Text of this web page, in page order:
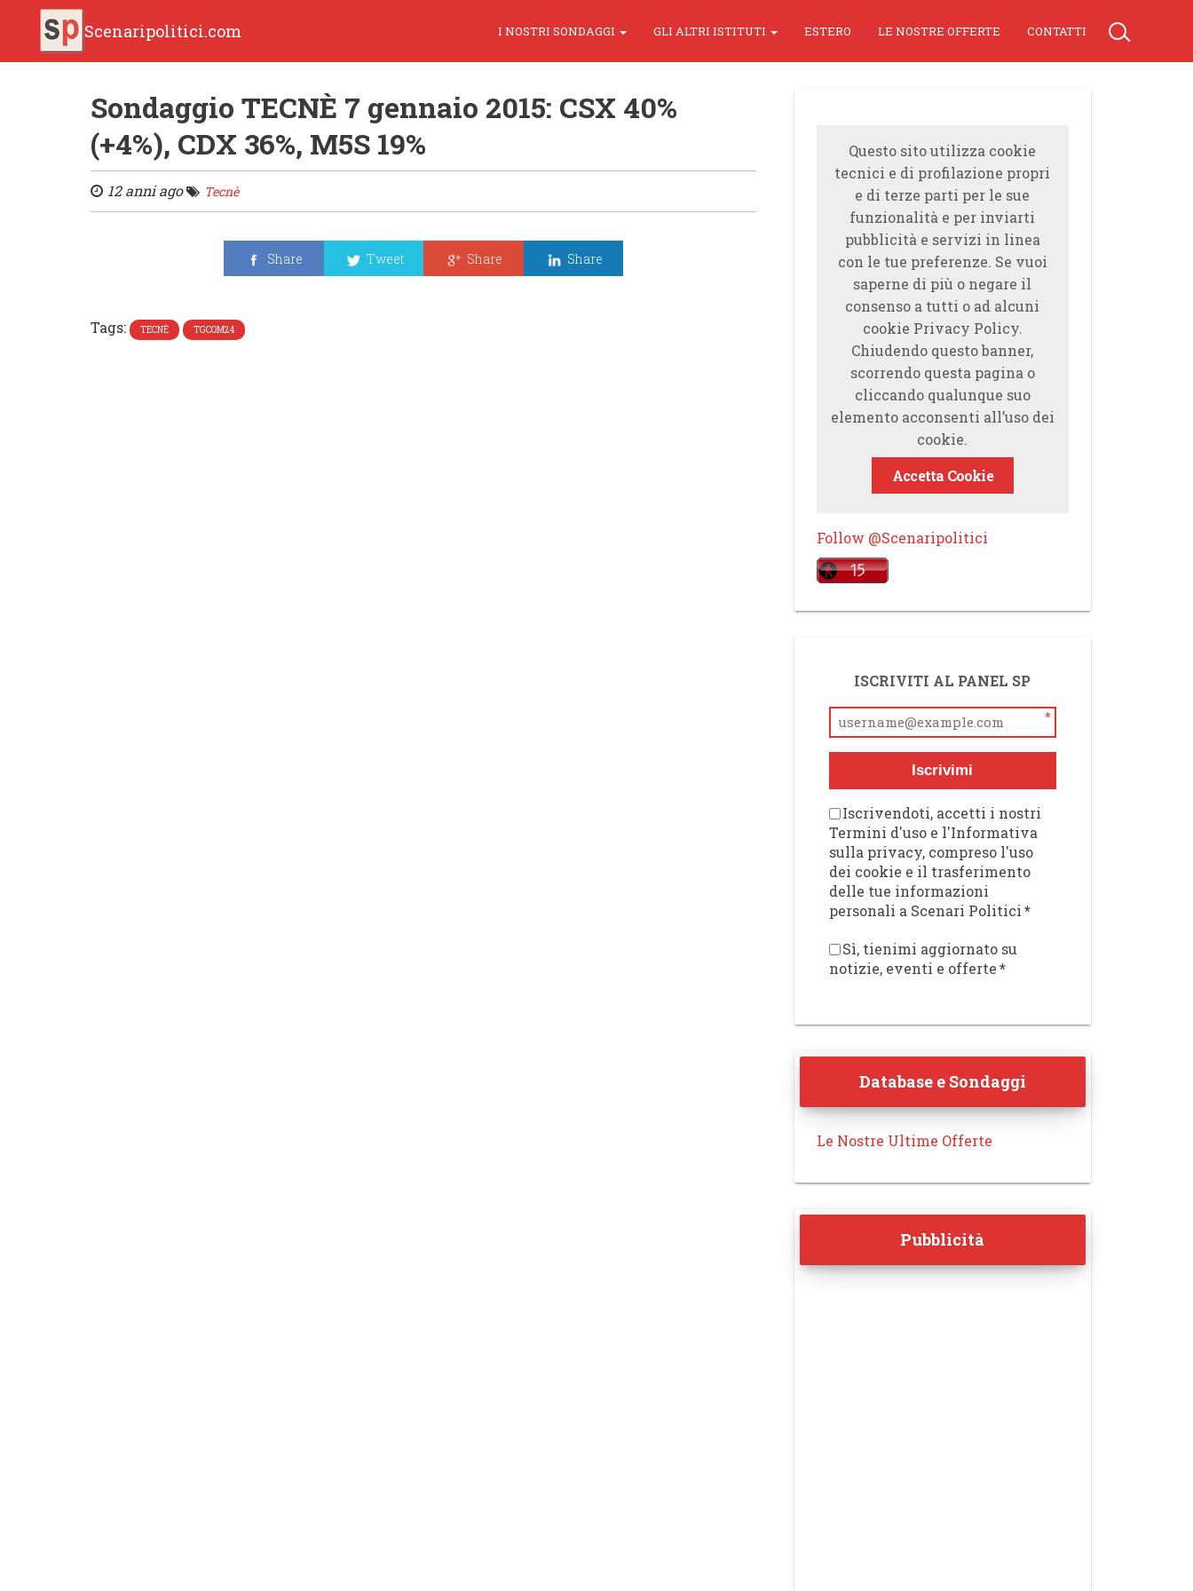
Scenaripolitici.com I NOSTRI SONDAGGI GLI ALTRI ISTITUTI ESTERO LE NOSTRE OFFERTE CONTATTI
Sondaggio TECNÈ 7 gennaio 2015: CSX 40%
(+4%), CDX 36%, M5S 19%
12 anni ago Tecnè
Share Tweet Share Share
Tags: TECNÈ TGCOM24
Questo sito utilizza cookie
tecnici e di profilazione propri
e di terze parti per le sue
funzionalità e per inviarti
pubblicità e servizi in linea
con le tue preferenze. Se vuoi
saperne di più o negare il
consenso a tutti o ad alcuni
cookie Privacy Policy.
Chiudendo questo banner,
scorrendo questa pagina o
cliccando qualunque suo
elemento acconsenti all’uso dei
cookie.
Accetta Cookie
Follow @Scenaripolitici
ISCRIVITI AL PANEL SP
*
Iscrivimi
Iscrivendoti, accetti i nostri
Termini d'uso e l'Informativa
sulla privacy, compreso l'uso
dei cookie e il trasferimento
delle tue informazioni
personali a Scenari Politici*
Sì, tienimi aggiornato su
notizie, eventi e offerte*
Database e Sondaggi
Le Nostre Ultime Offerte
Pubblicità